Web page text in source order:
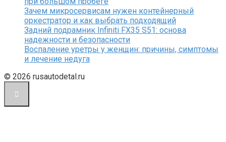
Зачем микросервисам нужен контейнерный
оркестратор и как выбрать подходящий
Задний подрамник Infiniti FX35 S51: основа
надежности и безопасности
Воспаление уретры у женщин: причины, симптомы
и лечение недуга
© 2026 rusautodetal.ru